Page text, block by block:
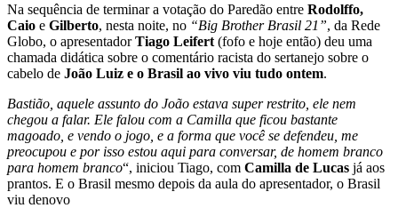
Na sequência de terminar a votação do Paredão entre Rodolffo,
Caio e Gilberto, nesta noite, no “Big Brother Brasil 21”, da Rede
Globo, o apresentadorTiago Leifert (fofo e hoje então) deu uma
chamada didática sobre o comentário racista do sertanejo sobre o
cabelo de João Luiz e o Brasil ao vivo viu tudo ontem.
Bastião, aquele assunto do João estava super restrito, ele nem
chegou a falar. Ele falou com a Camilla que ficou bastante
magoado, e vendo o jogo, e a forma que você se defendeu, me
preocupou e por isso estou aqui para conversar, de homem branco
para homem branco“, iniciou Tiago, com Camilla de Lucas já aos
prantos. E o Brasil mesmo depois da aula do apresentador, o Brasil
viu denovo